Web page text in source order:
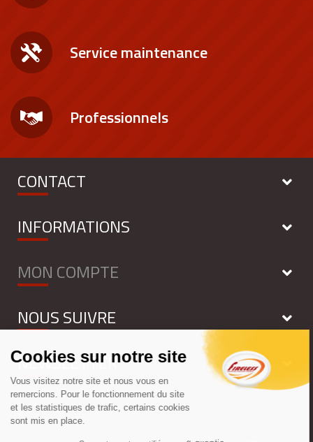
Service maintenance
Professionnels
CONTACT
INFORMATIONS
MON COMPTE
NOUS SUIVRE
NEWSLETTER